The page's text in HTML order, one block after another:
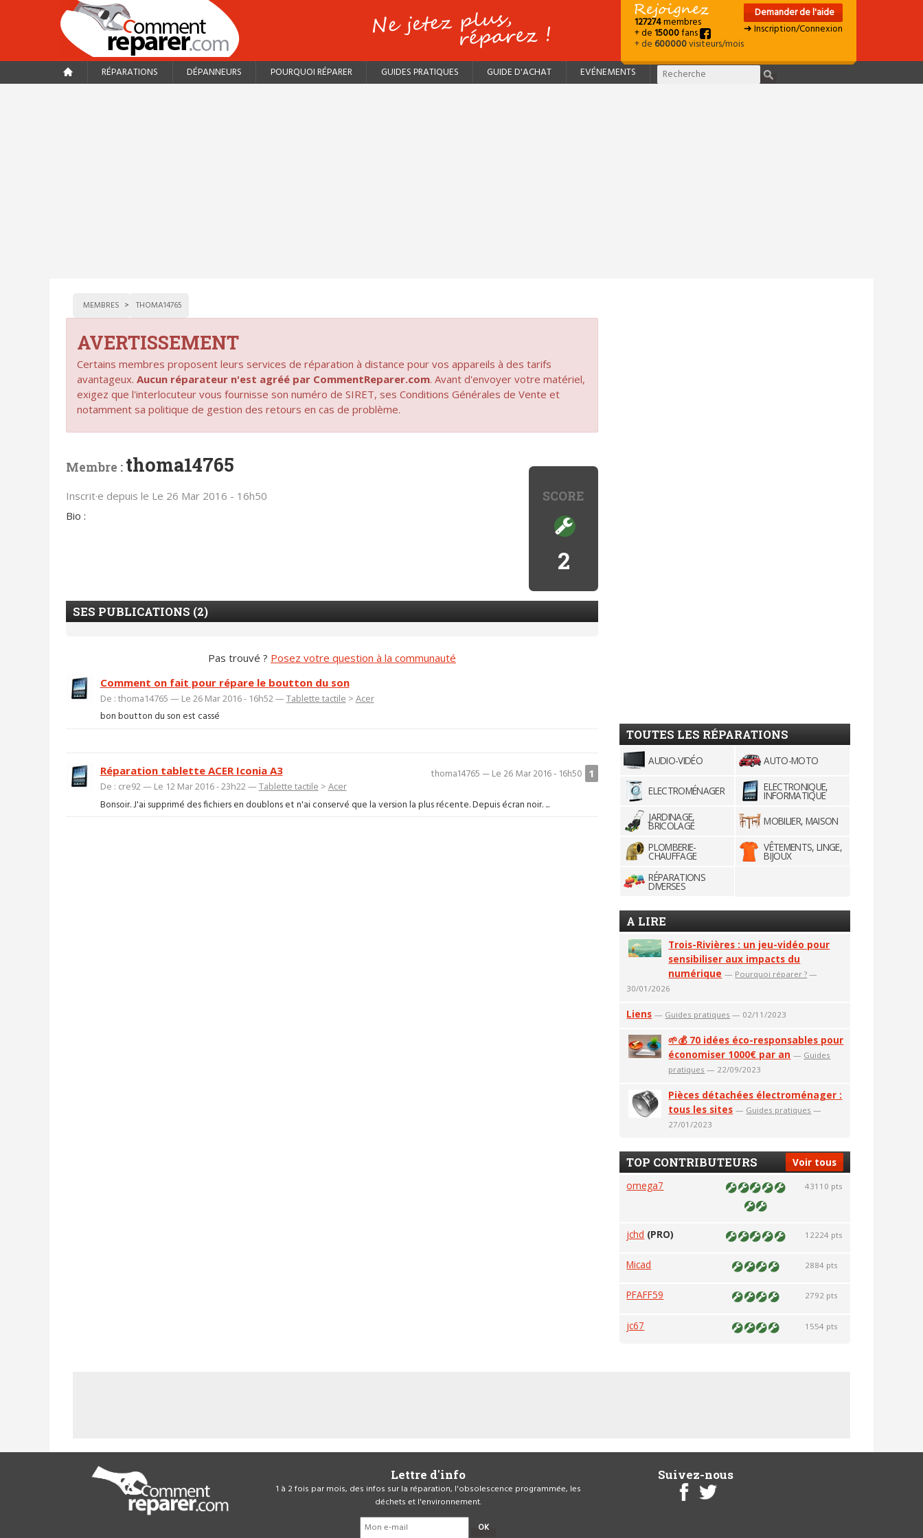
127274membres
+ de15000fans
+ de600000visiteurs/mois
Demander de l'aide
➜ Inscription/Connexion
RÉPARATIONS DÉPANNEURS POURQUOI RÉPARER GUIDES PRATIQUES GUIDE D'ACHAT EVÉNEMENTS
MEMBRES THOMA14765
AVERTISSEMENT
Certains membres proposent leurs services de réparation à distance pour vos appareils à des tarifs
avantageux. Aucun réparateur n'est agréé par CommentReparer.com. Avant d'envoyer votre matériel,
exigez que l'interlocuteur vous fournisse son numéro de SIRET, ses Conditions Générales de Vente et
notamment sa politique de gestion des retours en cas de problème.
SCORE
2
Membre : thoma14765
Inscrit·e depuis le Le 26 Mar 2016 - 16h50
Bio :
SES PUBLICATIONS (2)
Pas trouvé ? Posez votre question à la communauté
Comment on fait pour répare le boutton du son
De : thoma14765 — Le 26 Mar 2016 - 16h52 —Tablette tactile > Acer
bon boutton du son est cassé
1
thoma14765 — Le 26 Mar 2016 - 16h50
Réparation tablette ACER Iconia A3
De : cre92 — Le 12 Mar 2016 - 23h22 —Tablette tactile > Acer
Bonsoir. J'ai supprimé des fichiers en doublons et n'ai conservé que la version la plus récente. Depuis écran noir. ...
TOUTES LES RÉPARATIONS
AUDIO-VIDÉO AUTO-MOTO
ELECTROMÉNAGER ELECTRONIQUE,
INFORMATIQUE
JARDINAGE,
BRICOLAGE
MOBILIER, MAISON
PLOMBERIE-
CHAUFFAGE
VÊTEMENTS, LINGE,
BIJOUX
RÉPARATIONS
DIVERSES
A LIRE
Trois-Rivières : un jeu-vidéo pour
sensibiliser aux impacts du
numérique — Pourquoi réparer ? —
30/01/2026
Liens — Guides pratiques — 02/11/2023
🌱💰 70 idées éco-responsables pour
économiser 1000€ par an — Guides
pratiques — 22/09/2023
Pièces détachées électroménager :
tous les sites — Guides pratiques —
27/01/2023
Voir tous
TOP CONTRIBUTEURS
omega7 43110 pts
jchd (PRO) 12224 pts
Micad 2884 pts
PFAFF59 2792 pts
jc67 1554 pts
Lettre d'info
1 à 2 fois par mois, des infos sur la réparation, l'obsolescence programmée, les
déchets et l'environnement.
OK
Suivez-nous